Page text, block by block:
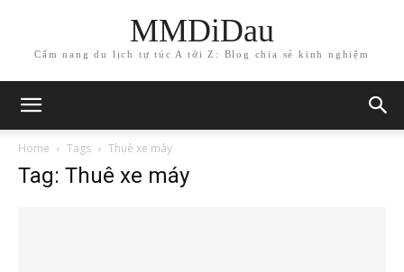
MMDiDau
Cẩm nang du lịch tự túc A tới Z: Blog chia sẻ kinh nghiệm
Home Tags Thuê xe máy
Tag: Thuê xe máy